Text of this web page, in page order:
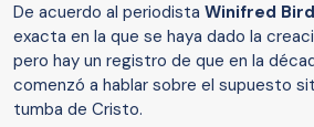
De acuerdo al periodista Winifred Bird
exacta en la que se haya dado la
pero hay un registro de que en la
comenzó a hablar sobre el supuesto
tumba de Cristo.